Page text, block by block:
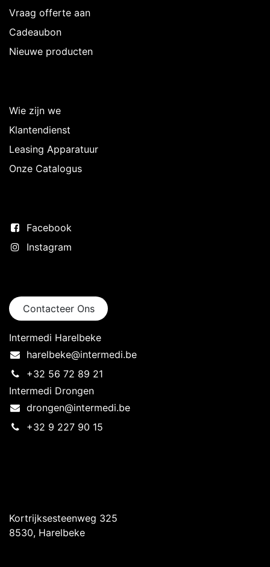
Vraag offerte aan
Cadeaubon
Nieuwe producten
Wie zijn we
Klantendienst
Leasing Apparatuur
Onze Catalogus
Facebook
Instagram
Contacteer Ons
Intermedi Harelbeke
harelbeke@intermedi.be
+32 56 72 89 21
Intermedi Drongen
drongen@intermedi.be
+32 9 227 90 15
Kortrijksesteenweg 325
8530, Harelbeke